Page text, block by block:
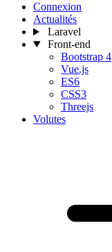
Connexion
Actualités
Laravel
Front-end
Bootstrap 4
Vue.js
ES6
CSS3
Threejs
Volutes